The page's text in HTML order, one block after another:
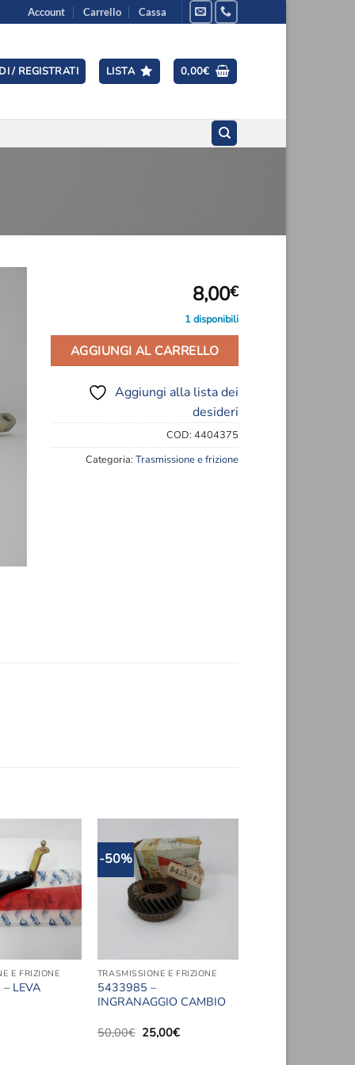
Account Carrello Cassa
/ REGISTRATI LISTA 0,00€
8,00€
1 disponibili
AGGIUNGI AL CARRELLO
Aggiungi alla lista dei
desideri
COD: 4404375
Categoria: Trasmissione e frizione
Aggiungi
alla lista
dei
desideri
E FRIZIONE
LEVA
-50%
Aggiungi
alla lista
dei
desideri
TRASMISSIONE E FRIZIONE
5433985 –
INGRANAGGIO CAMBIO
50,00€ Il
prezzo
25,00€Il